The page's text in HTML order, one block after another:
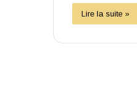
Lire la suite »